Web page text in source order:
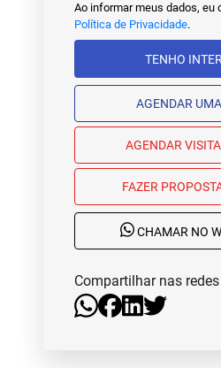
Ao informar meus dados, eu
Política de Privacidade.
TENHO
AGENDAR
FAZER
CHAMAR NO
Compartilhar nas